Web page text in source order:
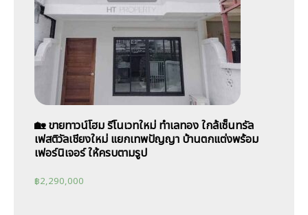
🏡 ขายทาวน์โฮม รีโนเวทใหม่ ทำเลทอง ใกล้เซ็นทรัล
เฟสติวัลเชียงใหม่ แยกเทพปัญญา บ้านตกแต่งพร้อม
เฟอร์นิเจอร์ ให้ครบตามรูป
฿2,290,000